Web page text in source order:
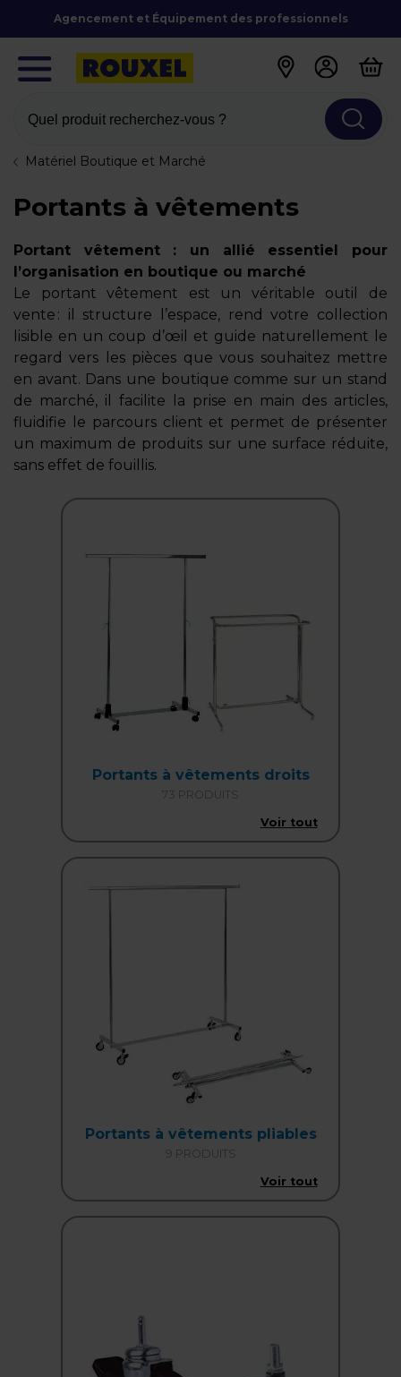
Agencement et Équipement des professionnels
Quel produit recherchez-vous ?
Matériel Boutique et Marché
Portants à vêtements
Portant vêtement : un allié essentiel pour
l’organisation en boutique ou marché
Le portant vêtement est un véritable outil de
vente : il structure l’espace, rend votre collection
lisible en un coup d’œil et guide naturellement le
regard vers les pièces que vous souhaitez mettre
en avant. Dans une boutique comme sur un stand
de marché, il facilite la prise en main des articles,
fluidifie le parcours client et permet de présenter
un maximum de produits sur une surface réduite,
sans effet de fouillis.
Portants à vêtements droits
73 PRODUITS
Voir tout
Portants à vêtements pliables
9 PRODUITS
Voir tout